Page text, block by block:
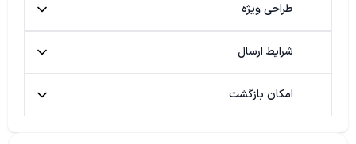
طراحی ویژه
شرایط ارسال
امکان بازگشت